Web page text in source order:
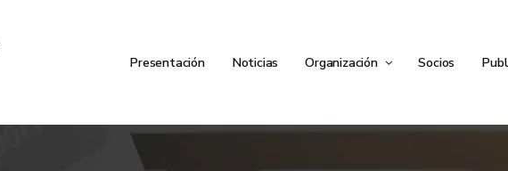
Presentación Noticias Organización Socios